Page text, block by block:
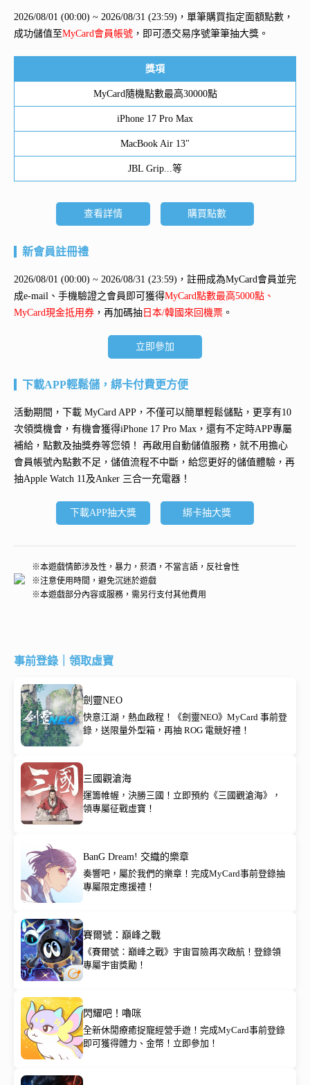
2026/08/01 (00:00) ~ 2026/08/31 (23:59)，單筆購買指定面額點數，
成功儲值至MyCard會員帳號 ，即可憑交易序號筆筆抽大獎。
獎項
MyCard隨機點數最高30000點
iPhone 17 Pro Max
MacBook Air 13"
JBL Grip...等
查看詳情 購買點數
新會員註冊禮
2026/08/01 (00:00) ~ 2026/08/31 (23:59)，註冊成為MyCard會員並完
成e-mail、手機驗證之會員即可獲得MyCard點數最高5000點、
MyCard現金抵用券 ，再加碼抽 日本/韓國來回機票 。
立即參加
下載APP輕鬆儲，綁卡付費更方便
活動期間，下載 MyCard APP，不僅可以簡單輕鬆儲點，更享有10
次領獎機會，有機會獲得iPhone 17 Pro Max ，還有不定時APP專屬
補給，點數及抽獎券等您領！ 再啟用自動儲值服務 ，就不用擔心
會員帳號內點數不足，儲值流程不中斷，給您更好的儲值體驗，再
抽Apple Watch 11及Anker 三合一充電器 ！
下載APP抽大獎 綁卡抽大獎
※本遊戲情節涉及性，暴力，菸酒，不當言語，反社會性
※注意使用時間，避免沉迷於遊戲
※本遊戲部分內容或服務，需另行支付其他費用
事前登錄｜領取虛寶
劍靈NEO
快意江湖，熱血啟程！《劍靈NEO》MyCard 事前登
錄，送限量外型箱，再抽 ROG 電競好禮！
三國觀滄海
運籌帷幄，決勝三國！立即預約《三國觀滄海》，
領專屬征戰虛寶！
BanG Dream! 交織的樂章
奏響吧，屬於我們的樂章！完成MyCard事前登錄抽
專屬限定應援禮！
賽爾號：巔峰之戰
《賽爾號：巔峰之戰》宇宙冒險再次啟航！登錄領
專屬宇宙獎勵！
閃耀吧！嚕咪
全新休閒療癒捉寵經營手遊！完成MyCard事前登錄
即可獲得體力、金幣！立即參加！